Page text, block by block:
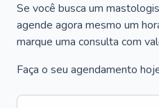
Se você busca um
agende agora mesmo um
marque uma consulta com
Faça o seu agendamento